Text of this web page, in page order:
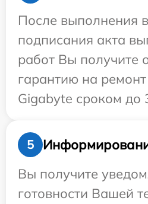
После выполнения
подписания акта
работ Вы получите
гарантию на ремонт
Gigabyte сроком до
5
Вы получите
готовности Вашей